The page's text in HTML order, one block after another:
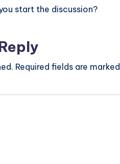
start the discussion?
Required fields are marked